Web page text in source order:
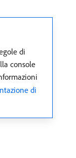
di
console
di